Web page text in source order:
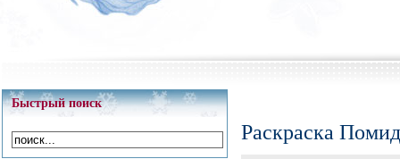
Быстрый поиск
Раскраска